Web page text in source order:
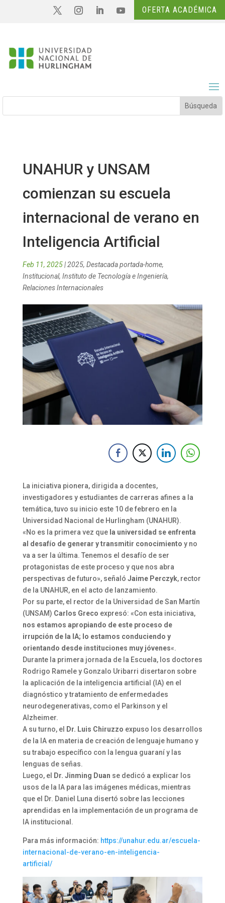
OFERTA ACADÉMICA
UNAHUR y UNSAM
comienzan su escuela
internacional de verano en
Inteligencia Artificial
Feb 11, 2025|2025, Destacada portada-home,
Institucional, Instituto de Tecnología e Ingeniería,
Relaciones Internacionales
La iniciativa pionera, dirigida a docentes,
investigadores y estudiantes de carreras afines a la
temática, tuvo su inicio este 10 de febrero en la
Universidad Nacional de Hurlingham (UNAHUR).
«No es la primera vez que la universidad se enfrenta
al desafío de generar y transmitir conocimiento y no
va a ser la última. Tenemos el desafío de ser
protagonistas de este proceso y que nos abra
perspectivas de futuro», señaló Jaime Perczyk, rector
de la UNAHUR, en el acto de lanzamiento.
Por su parte, el rector de la Universidad de San Martín
(UNSAM) Carlos Greco expresó: «Con esta iniciativa,
nos estamos apropiando de este proceso de
irrupción de la IA; lo estamos conduciendo y
orientando desde instituciones muy jóvenes«.
Durante la primera jornada de la Escuela, los doctores
Rodrigo Ramele y Gonzalo Uribarri disertaron sobre
la aplicación de la inteligencia artificial (IA) en el
diagnóstico y tratamiento de enfermedades
neurodegenerativas, como el Parkinson y el
Alzheimer.
A su turno, el
Dr. Luis Chiruzzo expuso los desarrollos
de la IA en materia de creación de lenguaje humano y
su trabajo específico con la lengua guaraní y las
lenguas de señas.
Luego, el
Dr. Jinming Duan se dedicó a explicar los
usos de la IA para las imágenes médicas, mientras
que el Dr. Daniel Luna disertó sobre las lecciones
aprendidas en la implementación de un programa de
IA institucional.
Para más información: https://unahur.edu.ar/escuela-
internacional-de-verano-en-inteligencia-
artificial/